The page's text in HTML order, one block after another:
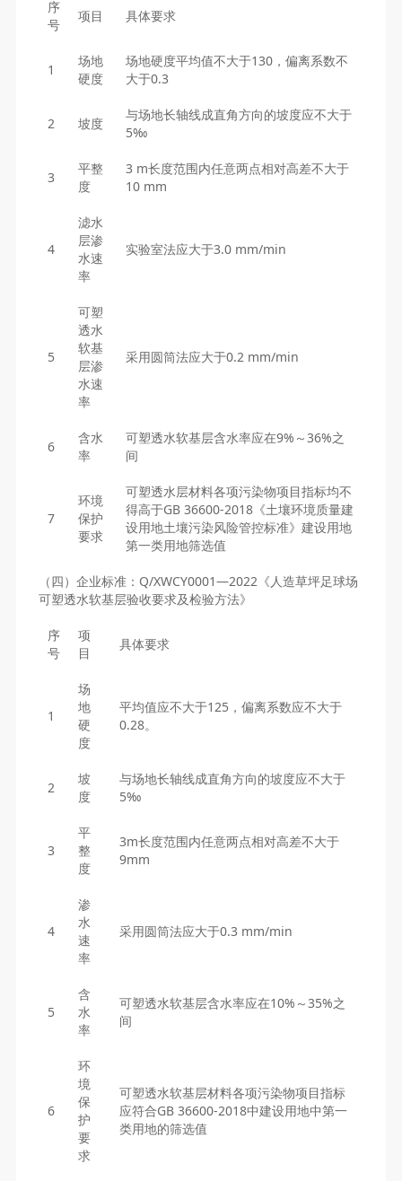
序
号
项目 具体要求
1
场地
硬度
场地硬度平均值不大于130，偏离系数不
大于0.3
2 坡度
与场地长轴线成直角方向的坡度应不大于
5‰
3
平整
度
3 m长度范围内任意两点相对高差不大于
10 mm
4
滤水
层渗
水速
率
实验室法应大于3.0 mm/min
5
可塑
透水
软基
层渗
水速
率
采用圆筒法应大于0.2 mm/min
6
含水
率
可塑透水软基层含水率应在9%～36%之
间
7
环境
保护
要求
可塑透水层材料各项污染物项目指标均不
得高于GB 36600-2018《土壤环境质量建
设用地土壤污染风险管控标准》建设用地
第一类用地筛选值
（四）企业标准：Q/XWCY0001—2022《人造草坪足球场
可塑透水软基层验收要求及检验方法》
序
号
项
目
具体要求
1
场
地
硬
度
平均值应不大于125，偏离系数应不大于
0.28。
2
坡
度
与场地长轴线成直角方向的坡度应不大于
5‰
3
平
整
度
3m长度范围内任意两点相对高差不大于
9mm
4
渗
水
速
率
采用圆筒法应大于0.3 mm/min
5
含
水
率
可塑透水软基层含水率应在10%～35%之
间
6
环
境
保
护
要
求
可塑透水软基层材料各项污染物项目指标
应符合GB 36600-2018中建设用地中第一
类用地的筛选值